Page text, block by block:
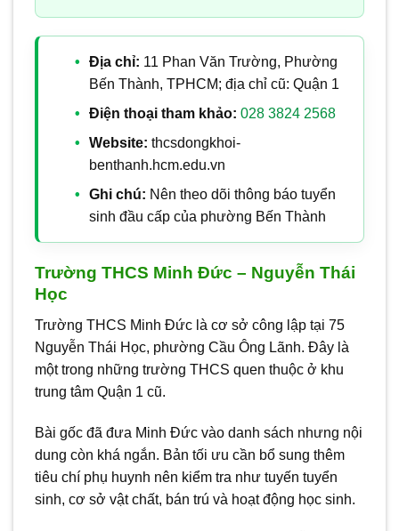
Địa chỉ: 11 Phan Văn Trường, Phường
Bến Thành, TPHCM; địa chỉ cũ: Quận 1
Điện thoại tham khảo: 028 3824 2568
Website: thcsdongkhoi-
benthanh.hcm.edu.vn
Ghi chú: Nên theo dõi thông báo tuyển
sinh đầu cấp của phường Bến Thành
Trường THCS Minh Đức – Nguyễn Thái
Học
Trường THCS Minh Đức là cơ sở công lập tại 75
Nguyễn Thái Học, phường Cầu Ông Lãnh. Đây là
một trong những trường THCS quen thuộc ở khu
trung tâm Quận 1 cũ.
Bài gốc đã đưa Minh Đức vào danh sách nhưng nội
dung còn khá ngắn. Bản tối ưu cần bổ sung thêm
tiêu chí phụ huynh nên kiểm tra như tuyến tuyển
sinh, cơ sở vật chất, bán trú và hoạt động học sinh.